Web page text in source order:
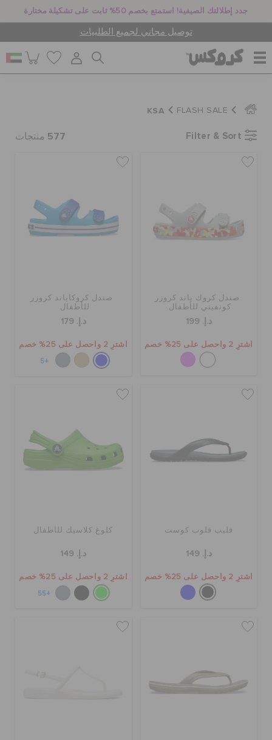
جدد إطلالتك الصيفية! استمتع بخصم 50% ثابت على تشكيلة مختارة
توصيل مجاني لجميع الطلبيات
للرجال
جيبيتز تشارمز
الحقائب
تنزيلات
مميز
تسجيل الدخول / اشتراك
الطلبيات المرتجعة
خدمة العملاء
FLASH SALE
KSA
Filter & Sort
577 منتجات
صندل كروك باند كروزر
كونفيتي للأطفال
د.إ. 199
اشترِ 2 واحصل على 25% خصم
صندل كروكاباند كروزر
للأطفال
د.إ. 179
اشترِ 2 واحصل على 25% خصم
+5
فليب فلوب كوست
د.إ. 149
اشترِ 2 واحصل على 25% خصم
كلوغ كلاسيك للأطفال
د.إ. 149
اشترِ 2 واحصل على 25% خصم
+55